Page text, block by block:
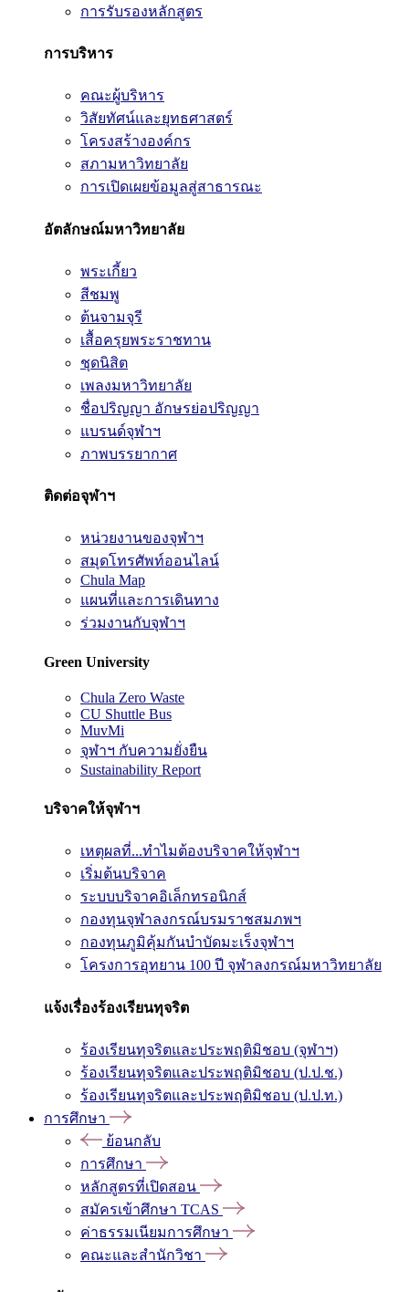
การรับรองหลักสูตร
การบริหาร
คณะผู้บริหาร
วิสัยทัศน์และยุทธศาสตร์
โครงสร้างองค์กร
สภามหาวิทยาลัย
การเปิดเผยข้อมูลสู่สาธารณะ
อัตลักษณ์มหาวิทยาลัย
พระเกี้ยว
สีชมพู
ต้นจามจุรี
เสื้อครุยพระราชทาน
ชุดนิสิต
เพลงมหาวิทยาลัย
ชื่อปริญญา อักษรย่อปริญญา
แบรนด์จุฬาฯ
ภาพบรรยากาศ
ติดต่อจุฬาฯ
หน่วยงานของจุฬาฯ
สมุดโทรศัพท์ออนไลน์
Chula Map
แผนที่และการเดินทาง
ร่วมงานกับจุฬาฯ
Green University
Chula Zero Waste
CU Shuttle Bus
MuvMi
จุฬาฯ กับความยั่งยืน
Sustainability Report
บริจาคให้จุฬาฯ
เหตุผลที่...ทำไมต้องบริจาคให้จุฬาฯ
เริ่มต้นบริจาค
ระบบบริจาคอิเล็กทรอนิกส์
กองทุนจุฬาลงกรณ์บรมราชสมภพฯ
กองทุนภูมิคุ้มกันบำบัดมะเร็งจุฬาฯ
โครงการอุทยาน 100 ปี จุฬาลงกรณ์มหาวิทยาลัย
แจ้งเรื่องร้องเรียนทุจริต
ร้องเรียนทุจริตและประพฤติมิชอบ (จุฬาฯ)
ร้องเรียนทุจริตและประพฤติมิชอบ (ป.ป.ช.)
ร้องเรียนทุจริตและประพฤติมิชอบ (ป.ป.ท.)
การศึกษา
ย้อนกลับ
การศึกษา
หลักสูตรที่เปิดสอน
สมัครเข้าศึกษา TCAS
ค่าธรรมเนียมการศึกษา
คณะและสำนักวิชา